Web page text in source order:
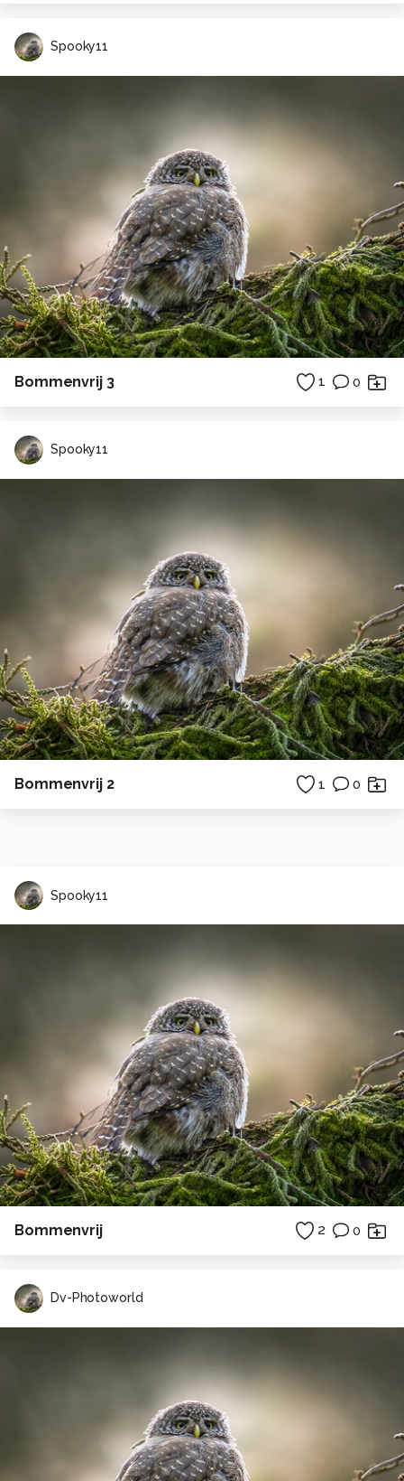
Spooky11
Bommenvrij 3 1 0
Spooky11
Bommenvrij 2 1 0
Spooky11
Bommenvrij 2 0
Dv-Photoworld